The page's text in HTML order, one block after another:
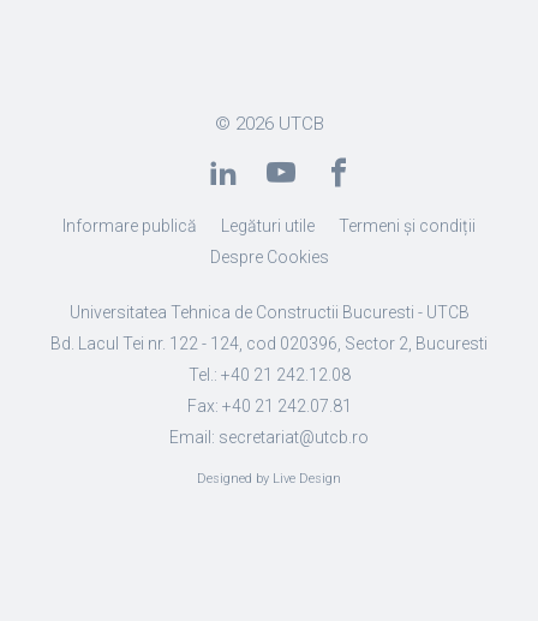
© 2026 UTCB
Informare publică Legături utile
Termeni și condiții
Despre Cookies
Universitatea Tehnica de Constructii Bucuresti - UTCB
Bd. Lacul Tei nr. 122 - 124, cod 020396, Sector 2, Bucuresti
Tel.: +40 21 242.12.08
Fax: +40 21 242.07.81
Email: secretariat@utcb.ro
Designed by Live Design